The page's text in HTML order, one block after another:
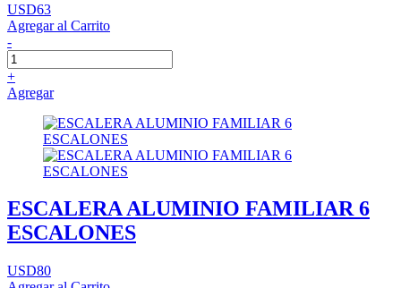
USD63
Agregar al Carrito
-
+
Agregar
ESCALERA ALUMINIO FAMILIAR 6
ESCALONES
USD80